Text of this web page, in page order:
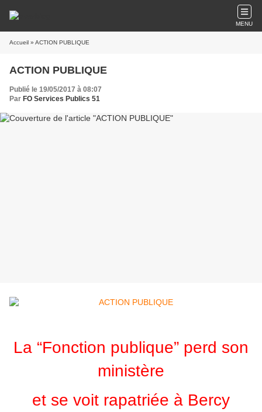
MENU
Accueil » ACTION PUBLIQUE
ACTION PUBLIQUE
Publié le 19/05/2017 à 08:07
Par FO Services Publics 51
La “Fonction publique” perd son
ministère
et se voit rapatriée à Bercy